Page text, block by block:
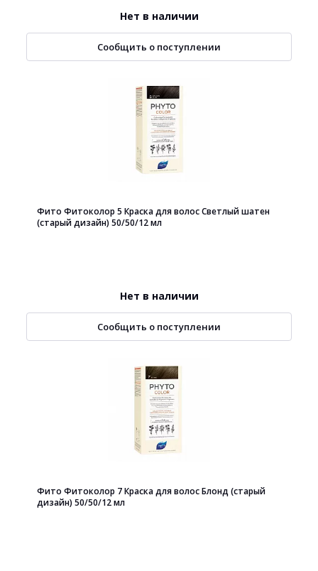
Нет в наличии
Сообщить о поступлении
Фито Фитоколор 5 Краска для волос Светлый шатен
(старый дизайн) 50/50/12 мл
Нет в наличии
Сообщить о поступлении
Фито Фитоколор 7 Краска для волос Блонд (старый
дизайн) 50/50/12 мл